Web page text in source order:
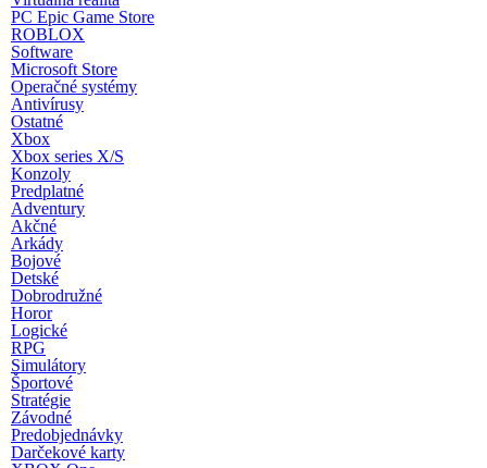
PC Epic Game Store
ROBLOX
Software
Microsoft Store
Operačné systémy
Antivírusy
Ostatné
Xbox
Xbox series X/S
Konzoly
Predplatné
Adventury
Akčné
Arkády
Bojové
Detské
Dobrodružné
Horor
Logické
RPG
Simulátory
Športové
Stratégie
Závodné
Predobjednávky
Darčekové karty